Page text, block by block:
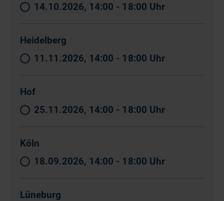
14.10.2026, 14:00 - 18:00 Uhr
Heidelberg
11.11.2026, 14:00 - 18:00 Uhr
Hof
25.11.2026, 14:00 - 18:00 Uhr
Köln
18.09.2026, 14:00 - 18:00 Uhr
Lüneburg